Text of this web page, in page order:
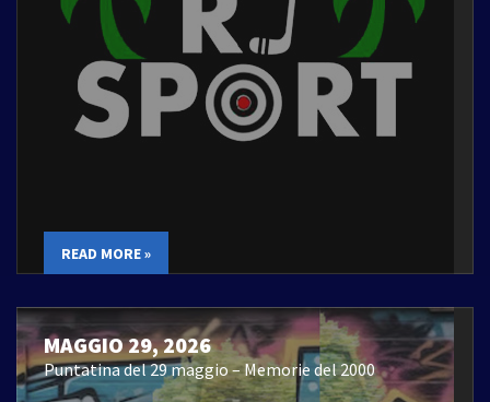
READ MORE »
MAGGIO 29, 2026
Puntatina del 29 maggio – Memorie del 2000